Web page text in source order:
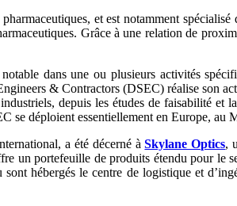
et est notamment
Grâce à une relation de
dans une ou plusieurs activités
& Contractors (DSEC) réalise son
depuis les études de faisabilité et
se déploient essentiellement en Europe,
a été décerné àSkylane Optics,
portefeuille de produits étendu pour le
hébergés le centre de logistique et